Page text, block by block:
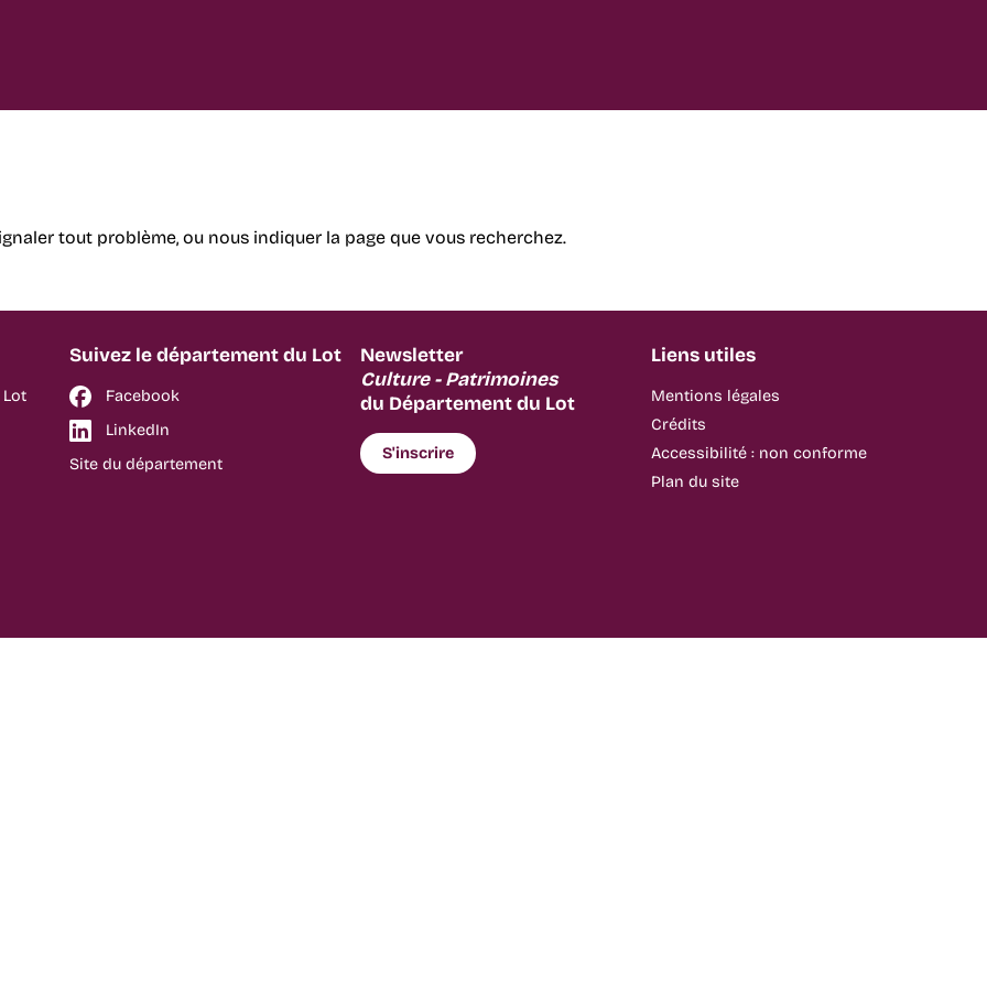
tout problème, ou nous indiquer la page que vous recherchez.
Suivez le département du Lot
Facebook
LinkedIn
Site du département
Newsletter
Culture - Patrimoines
du Département du Lot
S'inscrire
Liens utiles
Mentions légales
Crédits
Accessibilité : non conforme
Plan du site